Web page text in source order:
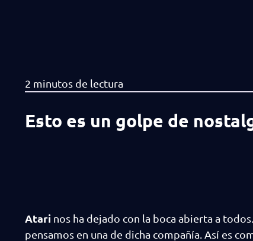
Esto es un golpe de
Atari nos ha dejado con la boca abierta a
pensamos en una de dicha compañía. Así es